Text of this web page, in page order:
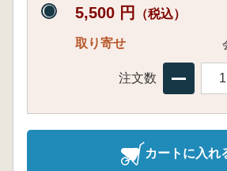
5,500 円 （税込）
取り寄せ
注文数
カートに入れ